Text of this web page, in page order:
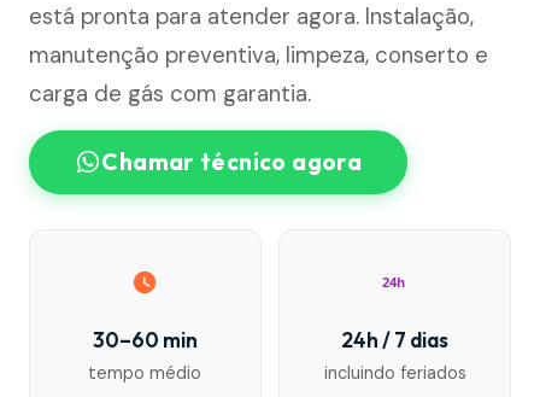
está pronta para atender agora. Instalação,
manutenção preventiva, limpeza, conserto e
carga de gás com garantia.
Chamar técnico agora
30–60 min
tempo médio
24h
24h / 7 dias
incluindo feriados